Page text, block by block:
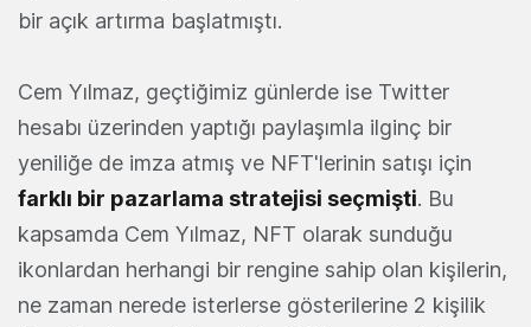
bir açık artırma başlatmıştı.
Cem Yılmaz, geçtiğimiz günlerde ise Twitter
hesabı üzerinden yaptığı paylaşımla ilginç bir
yeniliğe de imza atmış ve NFT'lerinin satışı için
farklı bir pazarlama stratejisi seçmişti. Bu
kapsamda Cem Yılmaz, NFT olarak sunduğu
ikonlardan herhangi bir rengine sahip olan kişilerin,
ne zaman nerede isterlerse gösterilerine 2 kişilik